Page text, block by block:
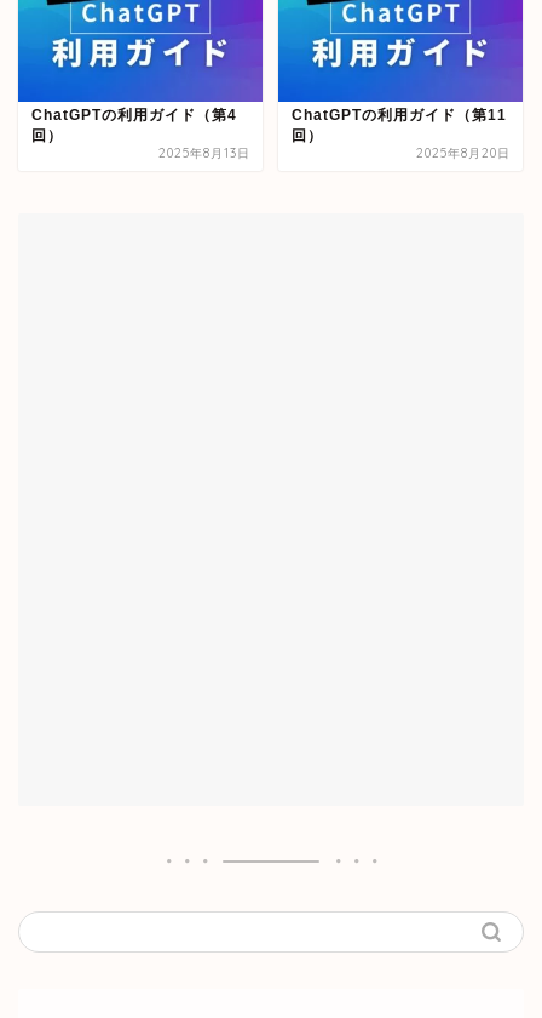
ChatGPTの利用ガイド（第4
回）
2025年8月13日
ChatGPTの利用ガイド（第11
回）
2025年8月20日